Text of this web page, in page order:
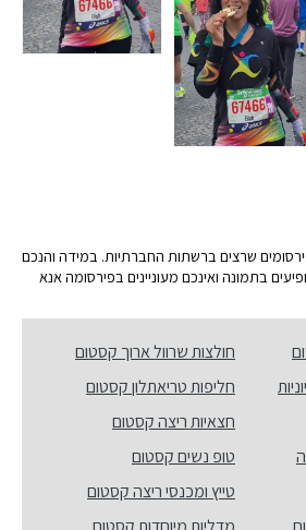
שרצים ברשתות החברתיות. במידה והנכם
בתמונה ואינכם מעוניינים בפירסומה אנא
חולצות שרוול ארוך קסטום
חליפות טריאתלון קסטום
חצאיות ריצה קסטום
טופ נשים קסטום
טייץ ומכנסי ריצה קסטום